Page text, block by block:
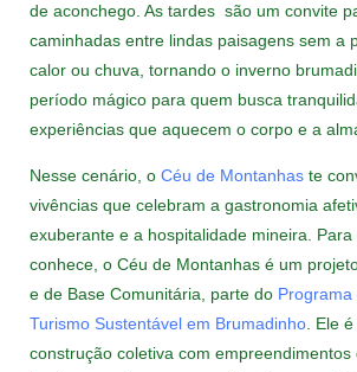
de aconchego. As tardes são um convite
caminhadas entre lindas paisagens sem a
calor ou chuva, tornando o inverno
período mágico para quem busca
experiências que aquecem o corpo e a
Nesse cenário, o Céu de Montanhas te
vivências que celebram a gastronomia
exuberante e a hospitalidade mineira.
conhece, o Céu de Montanhas é um
e de Base Comunitária, parte do
Turismo Sustentável em Brumadinho. Ele
construção coletiva com empreendimentos